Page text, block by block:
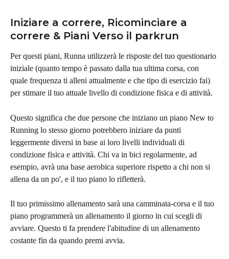
Iniziare a correre, Ricominciare a
correre & Piani Verso il parkrun
Per questi piani, Runna utilizzerà le risposte del tuo questionario
iniziale (quanto tempo è passato dalla tua ultima corsa, con
quale frequenza ti alleni attualmente e che tipo di esercizio fai)
per stimare il tuo attuale livello di condizione fisica e di attività.
Questo significa che due persone che iniziano un piano New to
Running lo stesso giorno potrebbero iniziare da punti
leggermente diversi in base ai loro livelli individuali di
condizione fisica e attività. Chi va in bici regolarmente, ad
esempio, avrà una base aerobica superiore rispetto a chi non si
allena da un po', e il tuo piano lo rifletterà.
Il tuo primissimo allenamento sarà una camminata-corsa e il tuo
piano programmerà un allenamento il giorno in cui scegli di
avviare. Questo ti fa prendere l'abitudine di un allenamento
costante fin da quando premi avvia.